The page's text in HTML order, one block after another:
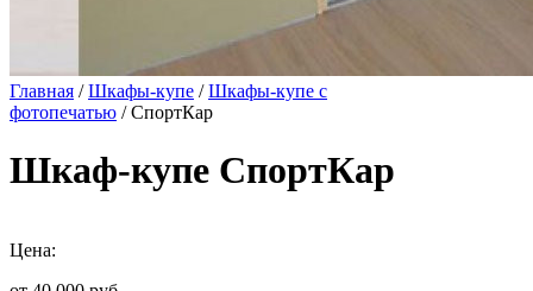
Главная /Шкафы-купе /Шкафы-купе с
фотопечатью / СпортКар
Шкаф-купе СпортКар
Цена: